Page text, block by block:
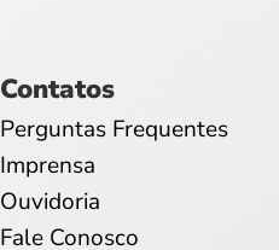
Contatos
Perguntas Frequentes
Imprensa
Ouvidoria
Fale Conosco